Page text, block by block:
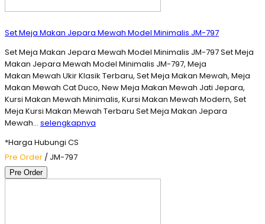
Set Meja Makan Jepara Mewah Model Minimalis JM-797
Set Meja Makan Jepara Mewah Model Minimalis JM-797 Set Meja
Makan Jepara Mewah Model Minimalis JM-797, Meja
Makan Mewah Ukir Klasik Terbaru, Set Meja Makan Mewah, Meja
Makan Mewah Cat Duco, New Meja Makan Mewah Jati Jepara,
Kursi Makan Mewah Minimalis, Kursi Makan Mewah Modern, Set
Meja Kursi Makan Mewah Terbaru Set Meja Makan Jepara
Mewah… selengkapnya
*Harga Hubungi CS
Pre Order / JM-797
Pre Order